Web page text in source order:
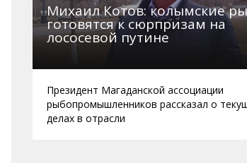
Михаил Котов: колымские
готовятся к сюрпризам на
лососевой путине
Президент Магаданской ассоциации
рыбопромышленников рассказал о
делах в отрасли